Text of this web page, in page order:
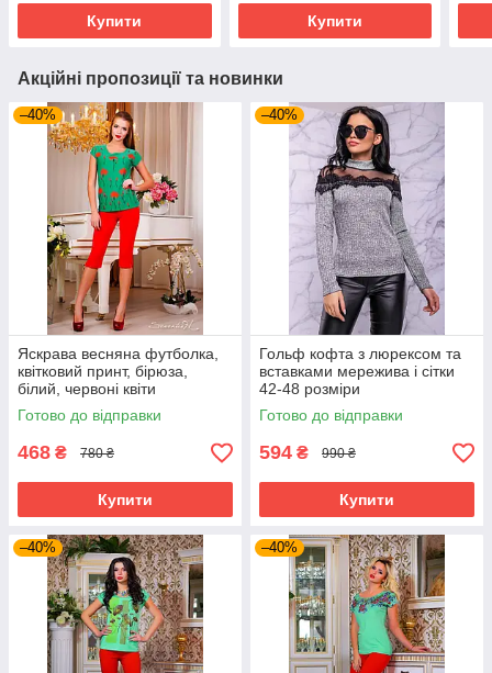
Купити Купити
Акційні пропозиції та новинки
–40%
Яскрава весняна футболка,
квітковий принт, бірюза,
білий, червоні квіти
Готово до відправки
468 ₴ 780 ₴
Купити
–40%
Гольф кофта з люрексом та
вставками мережива і сітки
42-48 розміри
Готово до відправки
594 ₴ 990 ₴
Купити
–40% –40%